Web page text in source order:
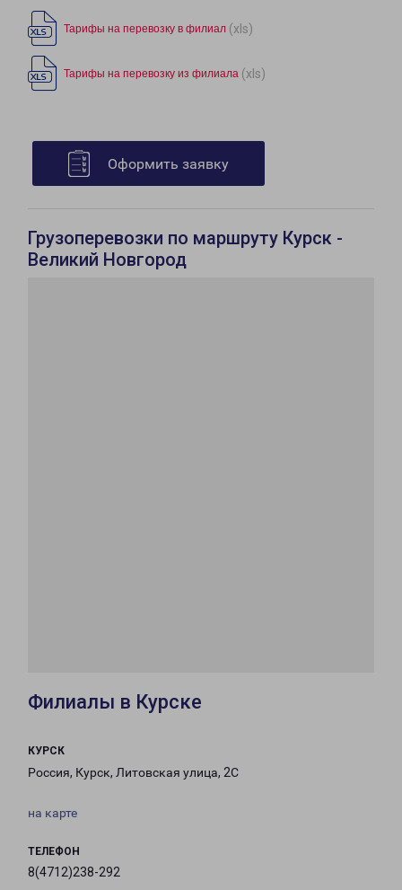
Тарифы на перевозку в филиал (xls)
Тарифы на перевозку из филиала (xls)
Оформить заявку
Грузоперевозки по маршруту Курск -
Великий Новгород
Филиалы в Курске
КУРСК
Россия, Курск, Литовская улица, 2С
на карте
ТЕЛЕФОН
8(4712)238-292